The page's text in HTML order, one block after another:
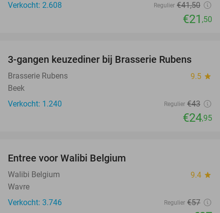
Verkocht: 2.608
Regulier €41,50
€21 ,50
42%
3-gangen keuzediner bij Brasserie Rubens
Brasserie Rubens 9.5 star
Beek
Verkocht: 1.240
Regulier €43
€24,95
Entree voor Walibi Belgium
Walibi Belgium 9.4 star
Wavre
Verkocht: 3.746
Regulier €57